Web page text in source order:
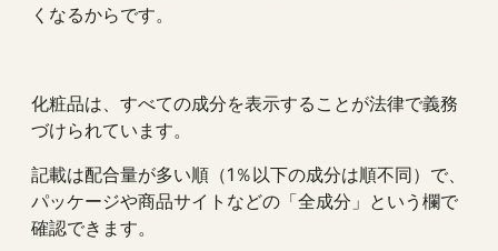
くなるからです。
化粧品は、すべての成分を表示することが法律で義務
づけられています。
記載は配合量が多い順（1％以下の成分は順不同）で、
パッケージや商品サイトなどの「全成分」という欄で
確認できます。